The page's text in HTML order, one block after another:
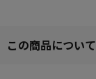
この商品について